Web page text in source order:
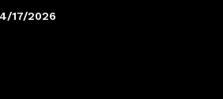
17/2026